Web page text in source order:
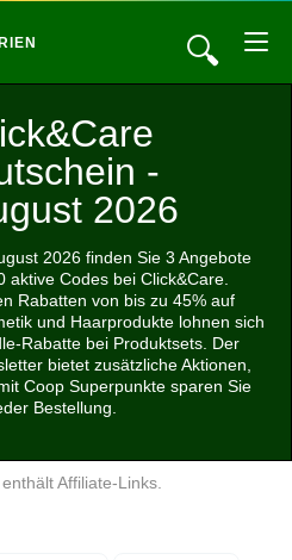
🔍
-
2026
2026 finden Sie 3 Angebote
aktive Codes bei Click&Care.
Rabatten von bis zu 45% auf
und Haarprodukte lohnen sich
Rabatte bei Produktsets. Der
bietet zusätzliche Aktionen,
Coop Superpunkte sparen Sie
Bestellung.
Affiliate-Links.